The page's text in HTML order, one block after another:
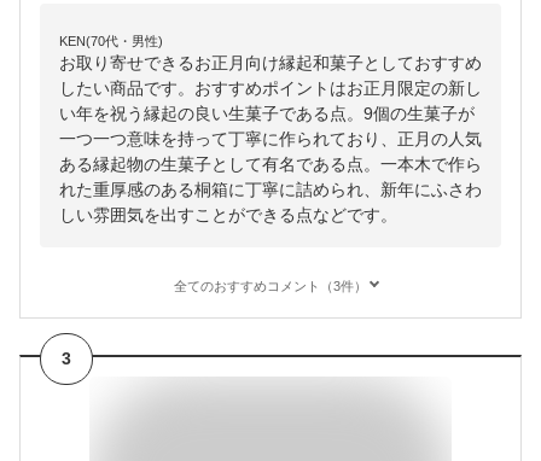
KEN(70代・男性)
お取り寄せできるお正月向け縁起和菓子としておすすめ
したい商品です。おすすめポイントはお正月限定の新し
い年を祝う縁起の良い生菓子である点。9個の生菓子が
一つ一つ意味を持って丁寧に作られており、正月の人気
ある縁起物の生菓子として有名である点。一本木で作ら
れた重厚感のある桐箱に丁寧に詰められ、新年にふさわ
しい雰囲気を出すことができる点などです。
全てのおすすめコメント（3件）
3